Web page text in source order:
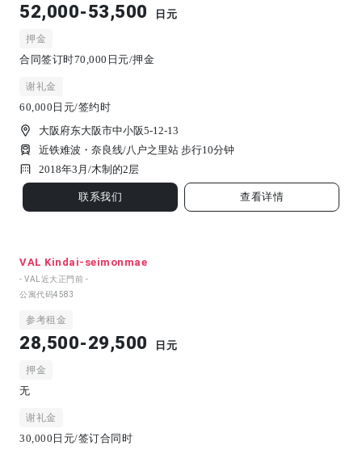
52,000-53,500 日元
押金
合同签订时70,000日元/押金
谢礼金
60,000日元/签约时
大阪府东大阪市中小阪5-12-13
近铁难波・奈良线/八户之里站 步行10分钟
2018年3月/木制的2 层
联系我们 查看详情
VAL Kindai-seimonmae
- VAL近大正門前 -
公寓代码4583
参考租金
28,500-29,500 日元
押金
无
谢礼金
30,000日元/签订合同时